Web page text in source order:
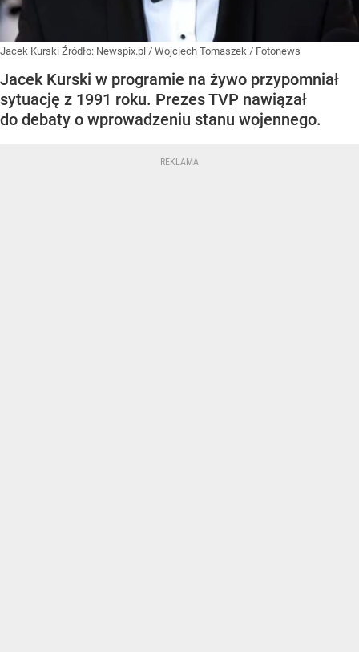
Jacek Kurski Źródło: Newspix.pl / Wojciech Tomaszek / Fotonews
Jacek Kurski w programie na żywo przypomniał
sytuację z 1991 roku. Prezes TVP nawiązał
do debaty o wprowadzeniu stanu wojennego.